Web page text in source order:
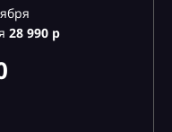
28990 р